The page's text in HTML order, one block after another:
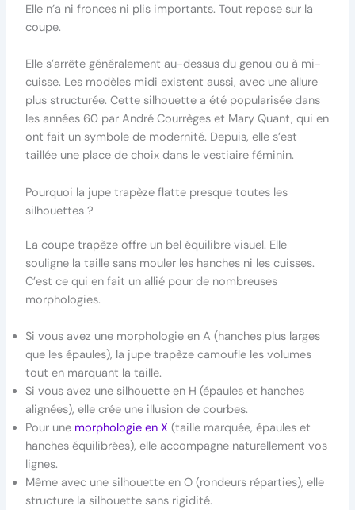
Elle n’a ni fronces ni plis importants. Tout repose sur la
coupe.
Elle s’arrête généralement au-dessus du genou ou à mi-
cuisse. Les modèles midi existent aussi, avec une allure
plus structurée. Cette silhouette a été popularisée dans
les années 60 par André Courrèges et Mary Quant, qui en
ont fait un symbole de modernité. Depuis, elle s’est
taillée une place de choix dans le vestiaire féminin.
Pourquoi la jupe trapèze flatte presque toutes les
silhouettes ?
La coupe trapèze offre un bel équilibre visuel. Elle
souligne la taille sans mouler les hanches ni les cuisses.
C’est ce qui en fait un allié pour de nombreuses
morphologies.
Si vous avez une morphologie en A (hanches plus larges
que les épaules), la jupe trapèze camoufle les volumes
tout en marquant la taille.
Si vous avez une silhouette en H (épaules et hanches
alignées), elle crée une illusion de courbes.
Pour une morphologie en X (taille marquée, épaules et
hanches équilibrées), elle accompagne naturellement vos
lignes.
Même avec une silhouette en O (rondeurs réparties), elle
structure la silhouette sans rigidité.